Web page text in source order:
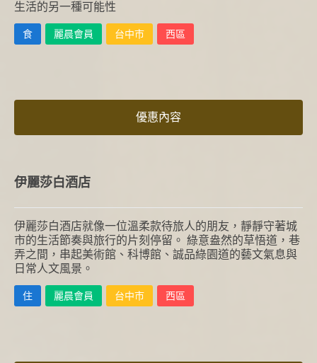
生活的另一種可能性
食 麗晨會員 台中市 西區
優惠內容
伊麗莎白酒店
伊麗莎白酒店就像一位溫柔款待旅人的朋友，靜靜守著城
市的生活節奏與旅行的片刻停留。 綠意盎然的草悟道，巷
弄之間，串起美術館、科博館、誠品綠園道的藝文氣息與
日常人文風景。
住 麗晨會員 台中市 西區